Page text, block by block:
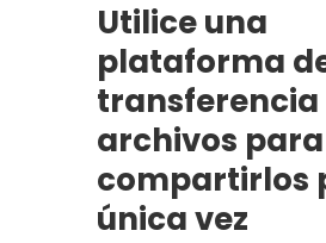
Utilice una
plataforma
transferencia
archivos para
compartirlos
única vez